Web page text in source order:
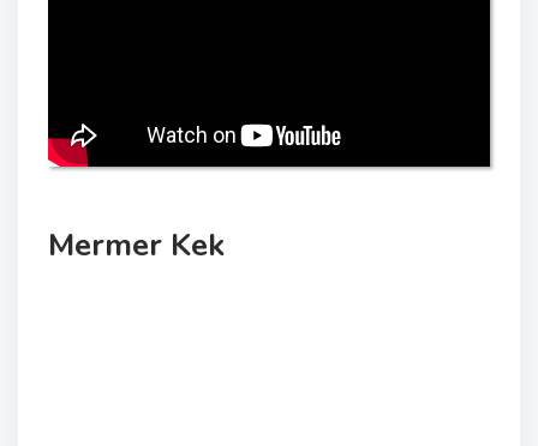
Mermer Kek